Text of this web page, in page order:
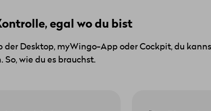
egal wo du bist
der Desktop, myWingo-App oder Cockpit, du
So, wie du es brauchst.